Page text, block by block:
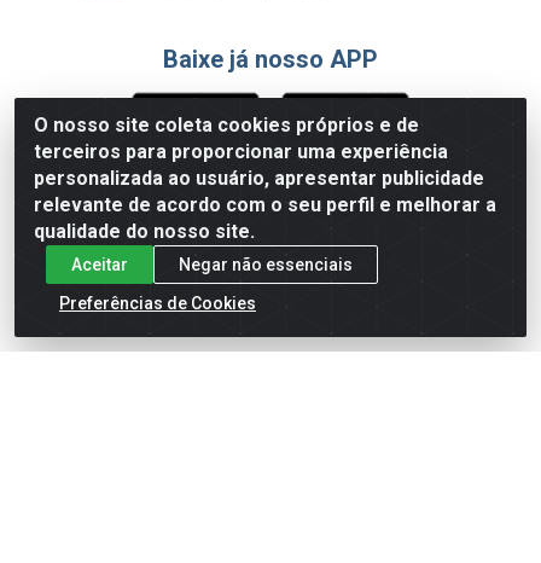
O nosso site coleta cookies próprios e de
terceiros para proporcionar uma experiência
personalizada ao usuário, apresentar publicidade
relevante de acordo com o seu perfil e melhorar a
qualidade do nosso site.
Aceitar
Negar não essenciais
Preferências de Cookies
Baixe já nosso APP
Formas de Pagamento